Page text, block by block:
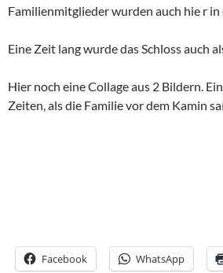
Familienmitglieder wurden auch hie r in
Eine Zeit lang wurde das Schloss auch
Hier noch eine Collage aus 2 Bildern.
Zeiten, als die Familie vor dem Kamin
Facebook WhatsApp